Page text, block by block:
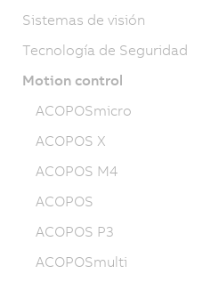
Sistemas de visión
Tecnología de Seguridad
Motion control
ACOPOSmicro
ACOPOS X
ACOPOS M4
ACOPOS
ACOPOS P3
ACOPOSmulti